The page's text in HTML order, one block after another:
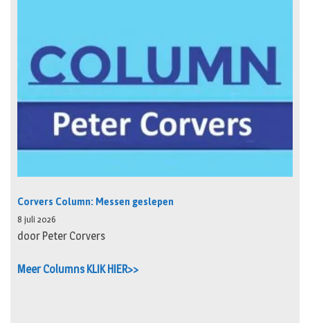
Corvers Column: Messen geslepen
8 juli 2026
door Peter Corvers
Meer Columns KLIK HIER>>